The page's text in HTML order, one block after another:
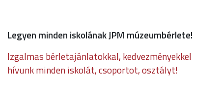
Legyen minden iskolának JPM múzeumbérlete!
Izgalmas bérletajánlatokkal, kedvezményekkel
hívunk minden iskolát, csoportot, osztályt!